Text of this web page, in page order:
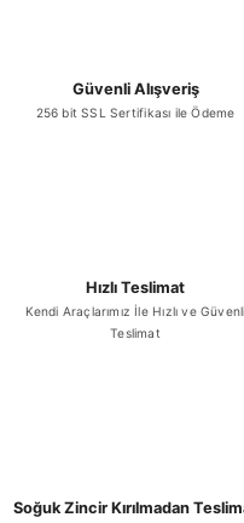
Güvenli Alışveriş
256 bit SSL Sertifikası ile Ödeme
Hızlı Teslimat
Kendi Araçlarımız İle Hızlı ve Güvenli
Teslimat
Soğuk Zincir Kırılmadan